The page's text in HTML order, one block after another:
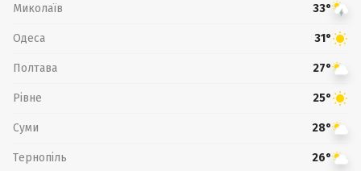
Миколаїв 33°
Одеса 31°
Полтава 27°
Рівне 25°
Суми 28°
Тернопіль 26°